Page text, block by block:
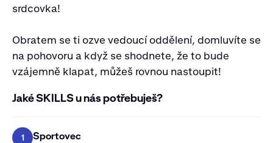
srdcovka!
Obratem se ti ozve vedoucí oddělení, domluvíte se
na pohovoru a když se shodnete, že to bude
vzájemně klapat, můžeš rovnou nastoupit!
Jaké SKILLS u nás potřebuješ?
1
Sportovec